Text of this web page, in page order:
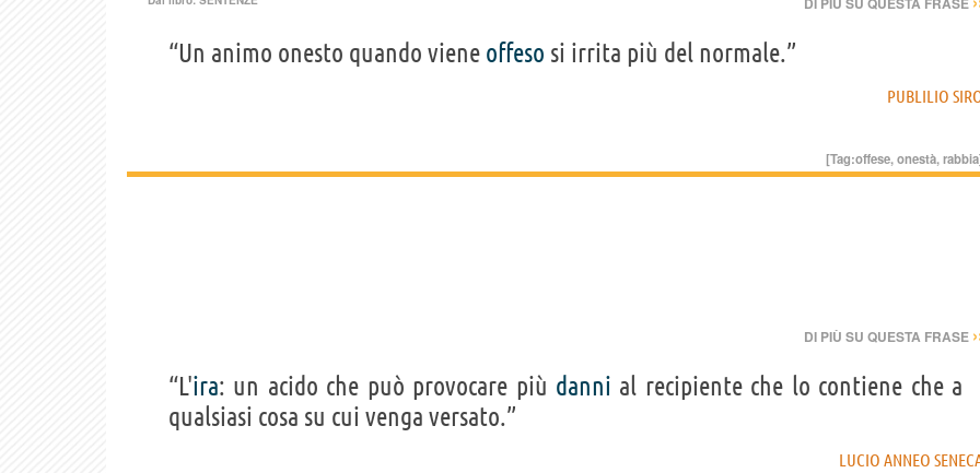
“Un animo onesto quando viene offeso si irrita più del normale.”
PUBLILIO
[Tag:offese,onestà,rabbia
DI PIÙ SU QUESTA FRASE
“L'ira: un acido che può provocare più danni al recipiente che lo contiene che a
qualsiasi cosa su cui venga versato.”
LUCIO ANNEO